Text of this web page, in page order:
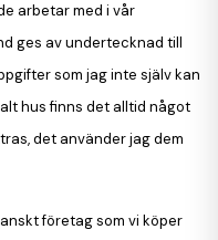
arbetar med i vår
ges av undertecknad till
som jag inte själv kan
hus finns det alltid något
det använder jag dem
företag som vi köper